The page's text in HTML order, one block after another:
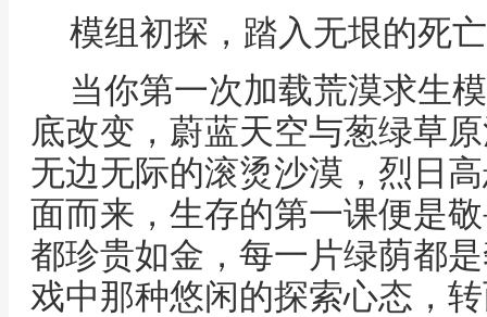
模组初探，踏入无垠的死
当你第一次加载荒漠求生
底改变，蔚蓝天空与葱绿草
无边无际的滚烫沙漠，烈日
面而来，生存的第一课便是
都珍贵如金，每一片绿荫都
戏中那种悠闲的探索心态，